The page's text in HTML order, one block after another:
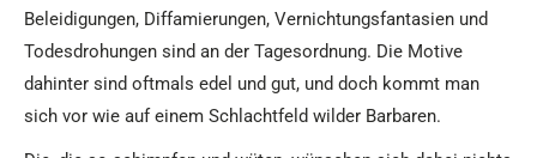
Beleidigungen, Diffamierungen, Vernichtungsfantasien und
Todesdrohungen sind an der Tagesordnung. Die Motive
dahinter sind oftmals edel und gut, und doch kommt man
sich vor wie auf einem Schlachtfeld wilder Barbaren.